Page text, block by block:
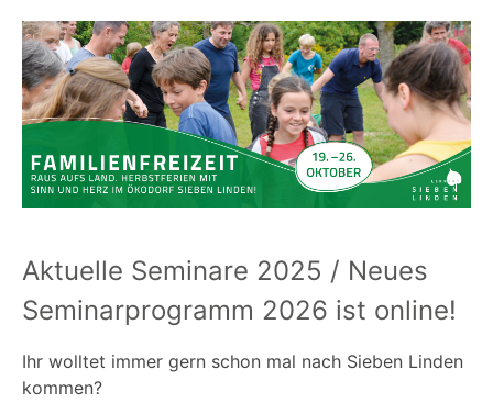
Aktuelle Seminare 2025 / Neues
Seminarprogramm 2026 ist online!
Ihr wolltet immer gern schon mal nach Sieben Linden
kommen?